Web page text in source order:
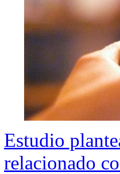
Estudio
relacionado